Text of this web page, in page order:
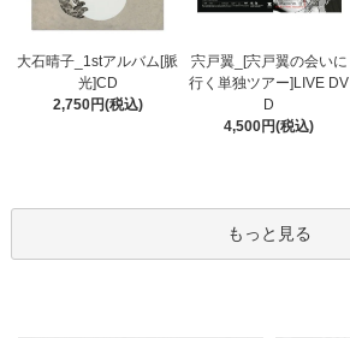
大石晴子_1stアルバム[脈
光]CD
2,750円(税込)
宍戸翼_[宍戸翼の会いに
行く単独ツアー]LIVE DV
D
4,500円(税込)
もっと見る